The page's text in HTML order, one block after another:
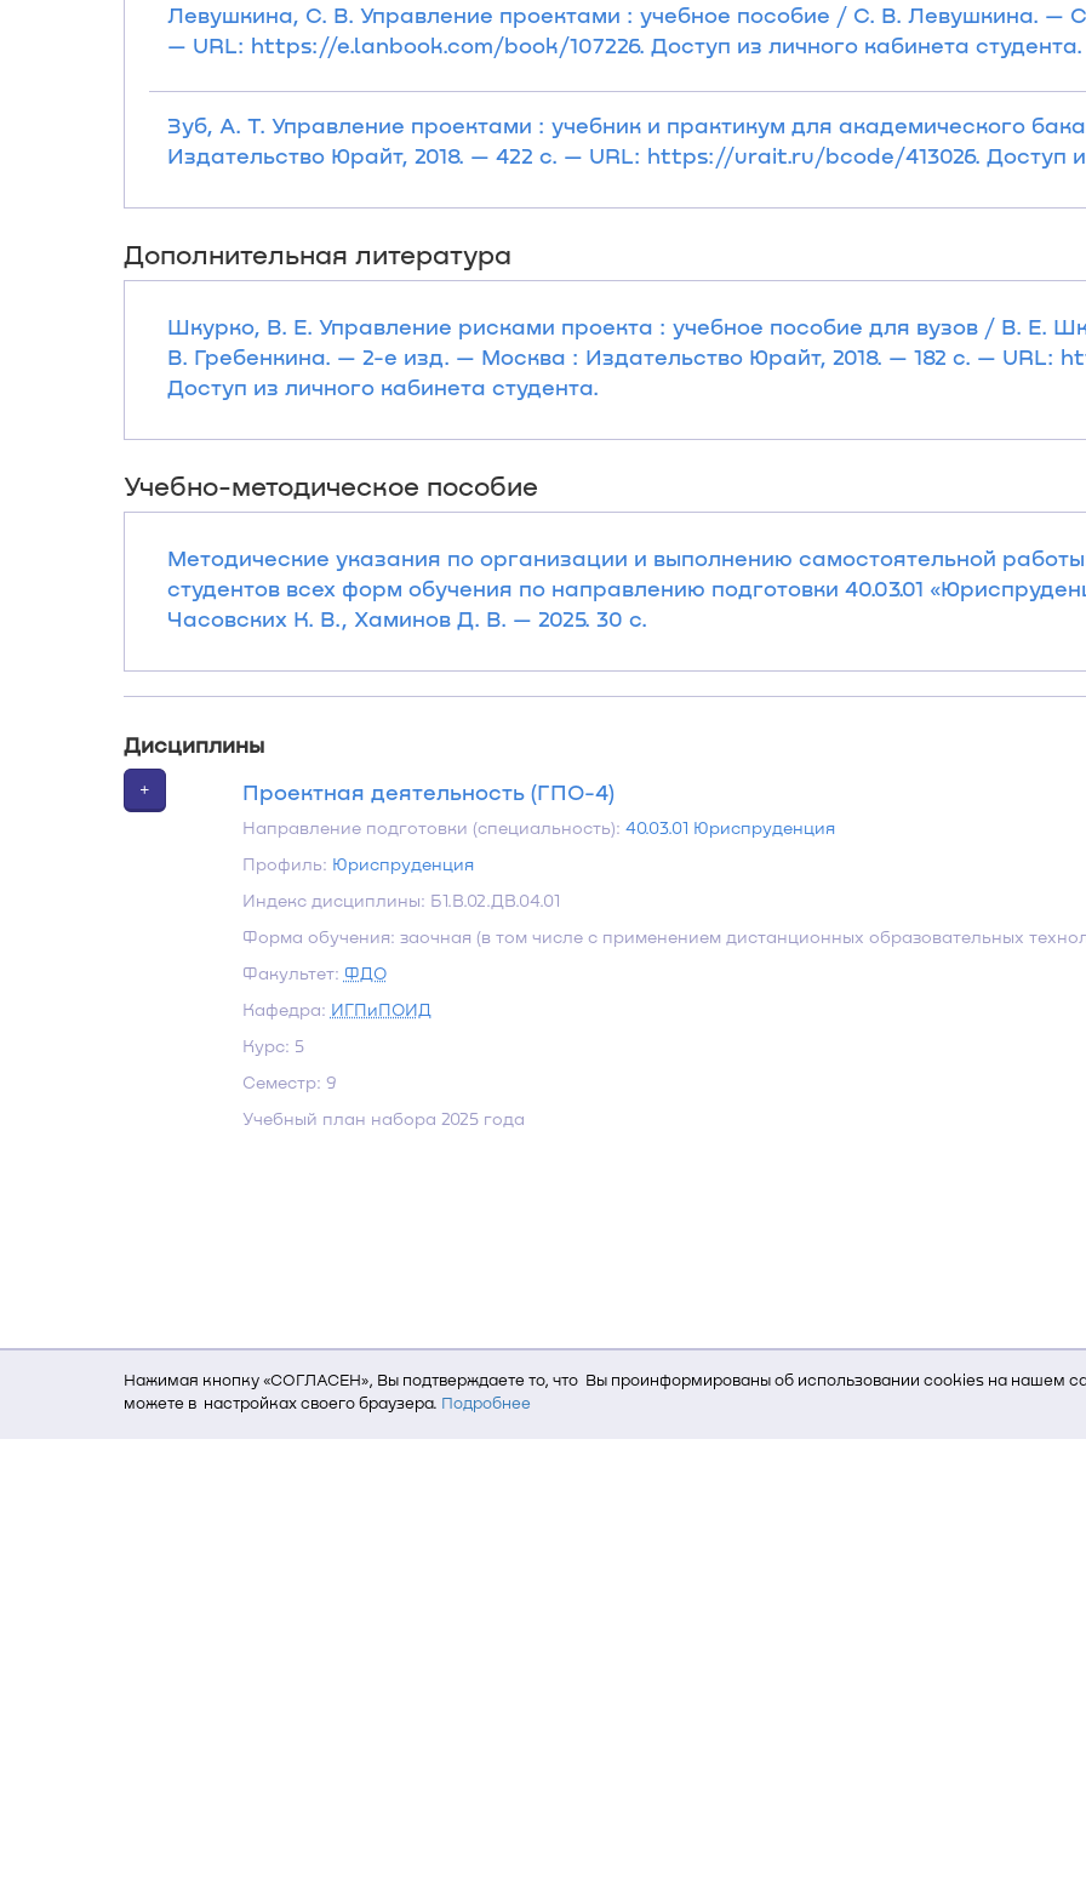
Нажимая кнопку «СОГЛАСЕН», Вы подтверждаете то, что Вы проинформированы об использовании cookies на нашем
можете в настройках своего браузера. Подробнее
Левушкина, С. В. Управление проектами : учебное пособие / С. В. Левушкина. —
— URL: https://e.lanbook.com/book/107226. Доступ из личного кабинета студента.
Зуб, А. Т. Управление проектами : учебник и практикум для академического
Издательство Юрайт, 2018. — 422 с. — URL: https://urait.ru/bcode/413026. Доступ
Дополнительная литература
Шкурко, В. Е. Управление рисками проекта : учебное пособие для вузов / В. Е.
В. Гребенкина. — 2-е изд. — Москва : Издательство Юрайт, 2018. — 182 с. — URL:
Доступ из личного кабинета студента.
Учебно-методическое пособие
Методические указания по организации и выполнению самостоятельной
студентов всех форм обучения по направлению подготовки 40.03.01
Часовских К. В., Хаминов Д. В. — 2025. 30 с.
Дисциплины
+ Проектная деятельность (ГПО-4)
Направление подготовки (специальность): 40.03.01 Юриспруденция
Профиль: Юриспруденция
Индекс дисциплины: Б1.В.02.ДВ.04.01
Форма обучения: заочная (в том числе с применением дистанционных образовательных
Факультет: ФДО
Кафедра: ИГПиПОИД
Курс: 5
Семестр: 9
Учебный план набора 2025 года